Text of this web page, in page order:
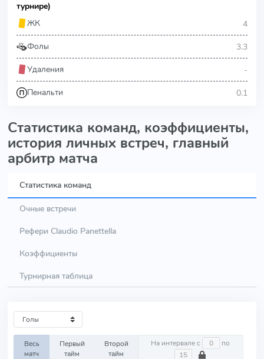
турнире)
ЖК
4
Фолы 3.3
Удаления -
Пенальти 0.1
Статистика команд, коэффициенты,
история личных встреч, главный
арбитр матча
Статистика команд
Очные встречи
Рефери Claudio Panettella
Коэффициенты
Турнирная таблица
Весь
матч
Первый
тайм
Второй
тайм
На интервале с по